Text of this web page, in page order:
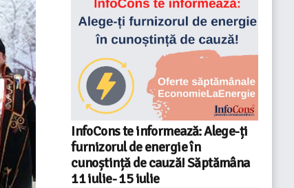
InfoCons te informează: Alege-ți
furnizorul de energie în
cunoștință de cauză! Săptămâna
11 iulie- 15 iulie